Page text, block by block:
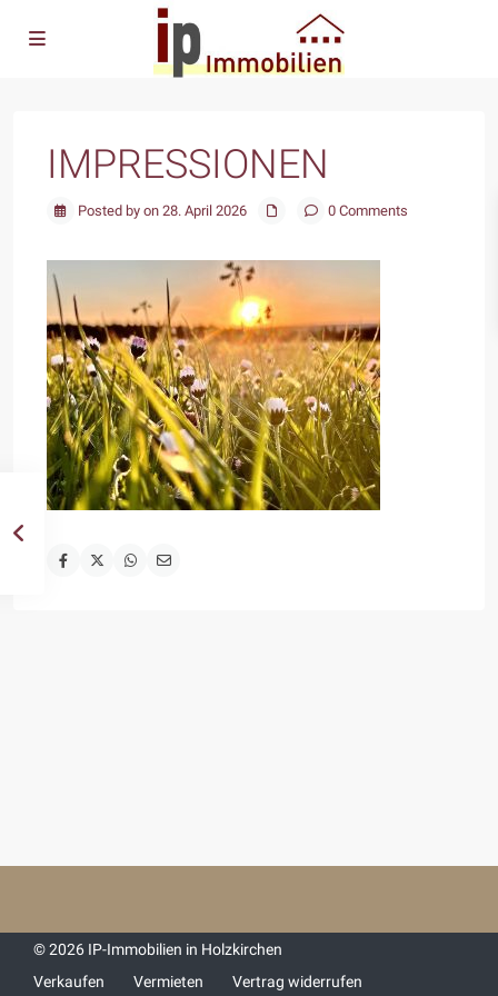
IMPRESSIONEN
Posted by on 28. April 2026 0 Comments
© 2026 IP-Immobilien in Holzkirchen
Verkaufen
Vermieten Vertrag widerrufen